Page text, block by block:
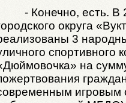
- Конечно, есть. В
округа
3
спортивного
на
игровым